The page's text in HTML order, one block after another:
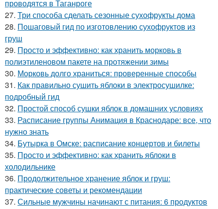
проводятся в Таганроге
27. Три способа сделать сезонные сухофрукты дома
28. Пошаговый гид по изготовлению сухофруктов из
груш
29. Просто и эффективно: как хранить морковь в
полиэтиленовом пакете на протяжении зимы
30. Морковь долго храниться: проверенные способы
31. Как правильно сушить яблоки в электросушилке:
подробный гид
32. Простой способ сушки яблок в домашних условиях
33. Расписание группы Анимация в Краснодаре: все, что
нужно знать
34. Бутырка в Омске: расписание концертов и билеты
35. Просто и эффективно: как хранить яблоки в
холодильнике
36. Продолжительное хранение яблок и груш:
практические советы и рекомендации
37. Сильные мужчины начинают с питания: 6 продуктов